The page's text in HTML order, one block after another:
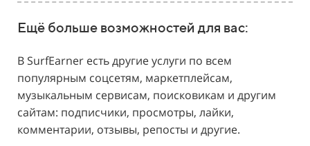
Ещё больше возможностей для вас:
В SurfEarner есть другие услуги по всем
популярным соцсетям, маркетплейсам,
музыкальным сервисам, поисковикам и другим
сайтам: подписчики, просмотры, лайки,
комментарии, отзывы, репосты и другие.